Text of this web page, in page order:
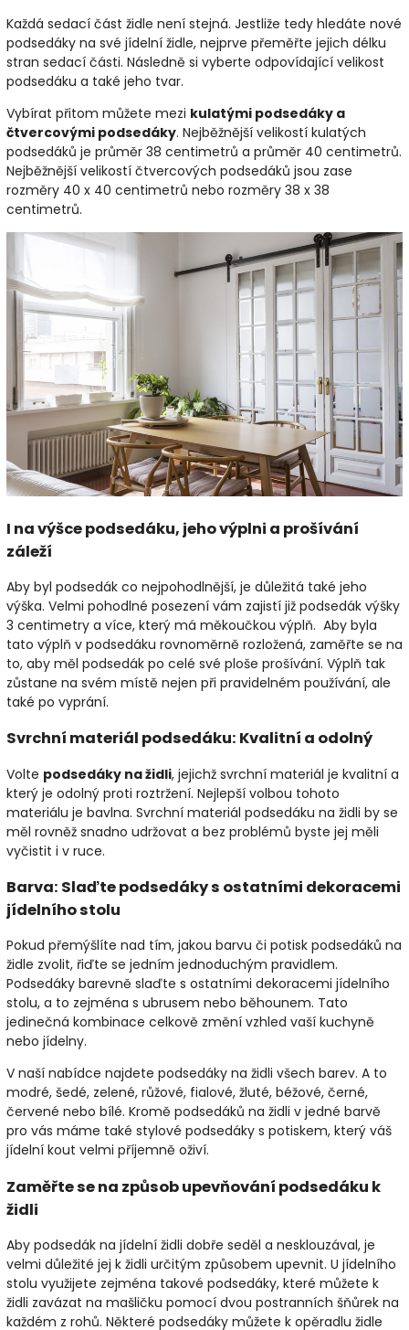
Každá sedací část židle není stejná. Jestliže tedy hledáte nové
podsedáky na své jídelní židle, nejprve přeměřte jejich délku
stran sedací části. Následně si vyberte odpovídající velikost
podsedáku a také jeho tvar.
Vybírat přitom můžete mezi kulatými podsedáky a
čtvercovými podsedáky. Nejběžnější velikostí kulatých
podsedáků je průměr 38 centimetrů a průměr 40 centimetrů.
Nejběžnější velikostí čtvercových podsedáků jsou zase
rozměry 40 x 40 centimetrů nebo rozměry 38 x 38
centimetrů.
I na výšce podsedáku, jeho výplni a prošívání
záleží
Aby byl podsedák co nejpohodlnější, je důležitá také jeho
výška. Velmi pohodlné posezení vám zajistí již podsedák výšky
3 centimetry a více, který má měkoučkou výplň. Aby byla
tato výplň v podsedáku rovnoměrně rozložená, zaměřte se na
to, aby měl podsedák po celé své ploše prošívání. Výplň tak
zůstane na svém místě nejen při pravidelném používání, ale
také po vyprání.
Svrchní materiál podsedáku: Kvalitní a odolný
Volte podsedáky na židli, jejichž svrchní materiál je kvalitní a
který je odolný proti roztržení. Nejlepší volbou tohoto
materiálu je bavlna. Svrchní materiál podsedáku na židli by se
měl rovněž snadno udržovat a bez problémů byste jej měli
vyčistit i v ruce.
Barva: Slaďte podsedáky s ostatními dekoracemi
jídelního stolu
Pokud přemýšlíte nad tím, jakou barvu či potisk podsedáků na
židle zvolit, řiďte se jedním jednoduchým pravidlem.
Podsedáky barevně slaďte s ostatními dekoracemi jídelního
stolu, a to zejména s ubrusem nebo běhounem. Tato
jedinečná kombinace celkově změní vzhled vaší kuchyně
nebo jídelny.
V naší nabídce najdete podsedáky na židli všech barev. A to
modré, šedé, zelené, růžové, fialové, žluté, béžové, černé,
červené nebo bílé. Kromě podsedáků na židli v jedné barvě
pro vás máme také stylové podsedáky s potiskem, který váš
jídelní kout velmi příjemně oživí.
Zaměřte se na způsob upevňování podsedáku k
židli
Aby podsedák na jídelní židli dobře seděl a nesklouzával, je
velmi důležité jej k židli určitým způsobem upevnit. U jídelního
stolu využijete zejména takové podsedáky, které můžete k
židli zavázat na mašličku pomocí dvou postranních šňůrek na
každém z rohů. Některé podsedáky můžete k opěradlu židle